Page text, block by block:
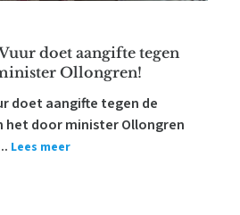
doet aangifte tegen
Ollongren!
doet aangifte tegen de
het door minister Ollongren
Lees meer